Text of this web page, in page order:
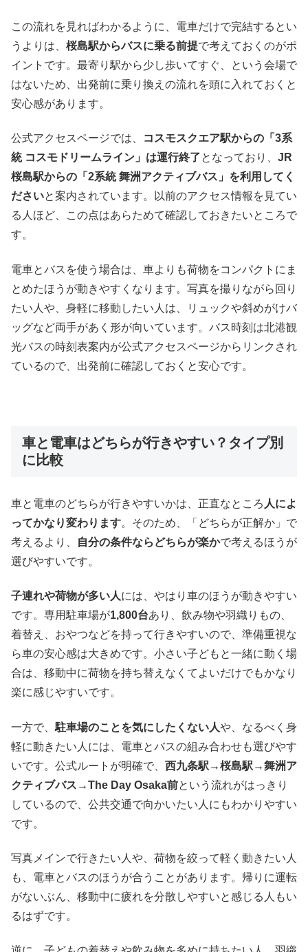
この流れを見ればわかるように、電車だけで完結するとい
うよりは、 桜島駅からバスに乗る前提で考えておくのがポ
イントです。最寄り駅から少し歩いてすぐ、という会場で
はないため、出発前に乗り換えの流れを頭に入れておくと
安心感があります。
公式アクセスページでは、
コスモスクエア駅からの「3系
統 コスモドリームライン」は運行終了となっており、 JR
桜島駅からの「2系統 舞洲アクティブバス」を利用してく
ださいと案内されています。以前のアクセス情報を見てい
る人ほど、この点はあらためて確認しておきたいところで
す。
電車とバスを使う場合は、車よりも荷物をコンパクトにま
とめたほうが動きやすくなります。写真を撮りながら回り
たい人や、身軽に移動したい人は、リュックや斜めがけバ
ッグなど両手があく形が向いています。バス時刻は北港観
光バスの時刻表案内が公式アクセスページからリンクされ
ているので、出発前に確認しておくと安心です。
車と電車はどちらが行きやすい？タイプ別
に比較
車と電車のどちらが行きやすいかは、正直なところ 人によ
ってかなり変わります。そのため、「どちらが正解か」で
考えるより、
自分の条件ならどちらが楽かで考えるほうが
選びやすいです。
子連れや荷物が多い人には、やはり車のほうが動きやすい
です。専用駐車場が1,800台あり、飲み物や羽織りもの、
着替え、おやつなどを持って行きやすいので、準備重視な
ら車の安心感は大きめです。小さい子どもと一緒に動く場
合は、移動中に荷物を持ち替えなくてよいだけでもかなり
楽に感じやすいです。
一方で、 駐車場のことを気にしたくない人や、なるべく身
軽に動きたい人には、電車とバスの組み合わせも選びやす
いです。公式ルートが明確で、 西九条駅→桜島駅→舞洲ア
クティブバス→The Day Osaka前という流れがはっきり
しているので、公共交通で向かいたい人にもわかりやすい
です。
写真メインで行きたい人や、荷物を絞って軽く動きたい人
も、電車とバスのほうが合うことがあります。帰りに運転
がないぶん、移動中に疲れを分散しやすいと感じる人もい
るはずです。